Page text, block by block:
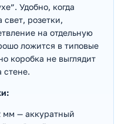
Удобно, когда
розетки,
на отдельную
ложится в типовые
коробка не выглядит
стене.
мм — аккуратный